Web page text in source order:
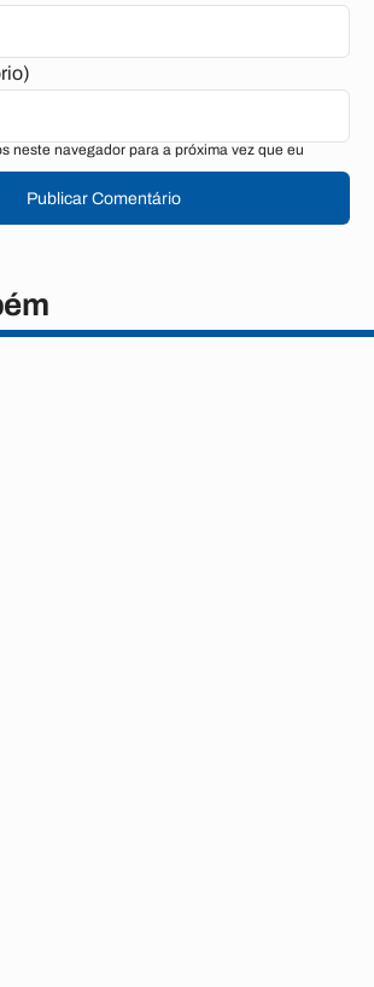
neste navegador para a próxima vez que eu
Publicar Comentário